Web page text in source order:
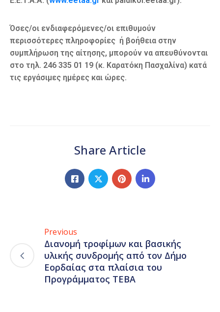
Όσες/οι ενδιαφερόμενες/οι επιθυμούν
περισσότερες πληροφορίες ή βοήθεια στην
συμπλήρωση της αίτησης, μπορούν να απευθύνονται
στο τηλ. 246 335 01 19 (κ. Καρατόκη Πασχαλίνα) κατά
τις εργάσιμες ημέρες και ώρες.
Share Article
Previous
Διανομή τροφίμων και βασικής
υλικής συνδρομής από τον Δήμο
Εορδαίας στα πλαίσια του
Προγράμματος ΤΕΒΑ